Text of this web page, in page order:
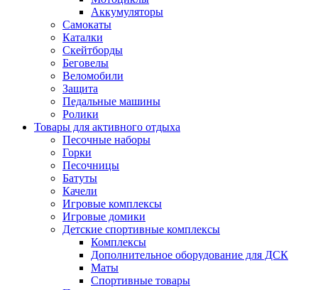
Аккумуляторы
Самокаты
Каталки
Скейтборды
Беговелы
Веломобили
Защита
Педальные машины
Ролики
Товары для активного отдыха
Песочные наборы
Горки
Песочницы
Батуты
Качели
Игровые комплексы
Игровые домики
Детские спортивные комплексы
Комплексы
Дополнительное оборудование для ДСК
Маты
Спортивные товары